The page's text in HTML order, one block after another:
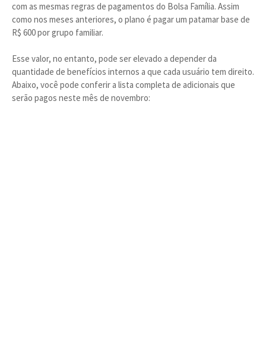
com as mesmas regras de pagamentos do Bolsa Família. Assim
como nos meses anteriores, o plano é pagar um patamar base de
R$ 600 por grupo familiar.
Esse valor, no entanto, pode ser elevado a depender da
quantidade de benefícios internos a que cada usuário tem direito.
Abaixo, você pode conferir a lista completa de adicionais que
serão pagos neste mês de novembro: